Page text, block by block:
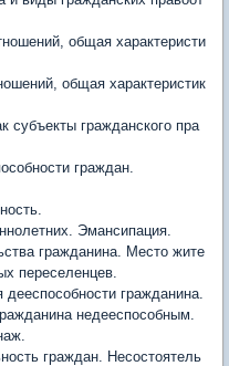
общая характеристи
общая характеристик
субъекты гражданского пра
граждан.
Эмансипация.
гражданина. Место жите
переселенцев.
дееспособности гражданина.
недееспособным.
граждан. Несостоятель